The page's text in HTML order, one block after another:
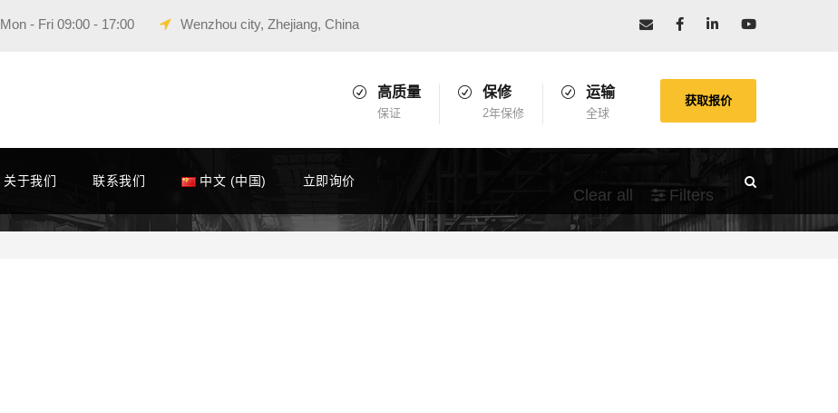
Mon - Fri 09:00 - 17:00 Wenzhou city, Zhejiang, China
高质量
保证
保修
2年保修
运输
全球
获取报价
关于我们 联系我们 中文 (中国) 立即询价
Clear all Filters